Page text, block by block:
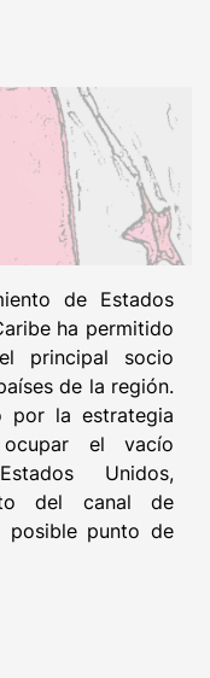
de Estados
ha permitido
principal socio
de la región.
por la estrategia
el vacío
Unidos,
del canal de
posible punto de